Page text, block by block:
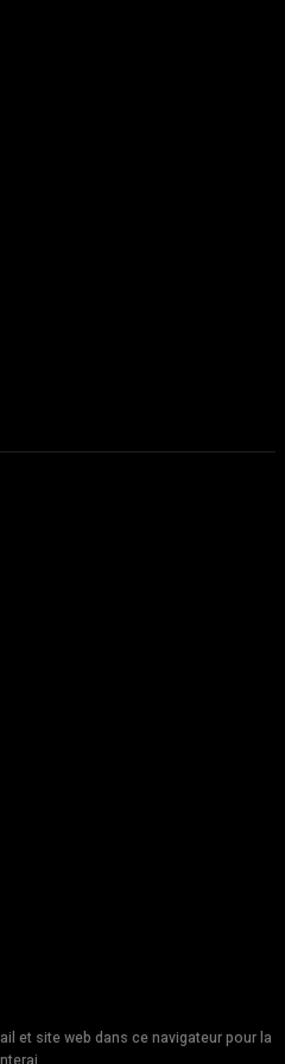
et site web dans ce navigateur pour la